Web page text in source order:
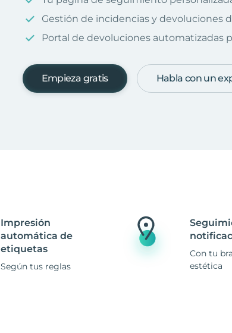
Gestión de incidencias y devoluciones
Portal de devoluciones automatizadas
Empieza gratis Habla con un
Impresión
automática de
etiquetas
Según tus reglas
Con tu
estética